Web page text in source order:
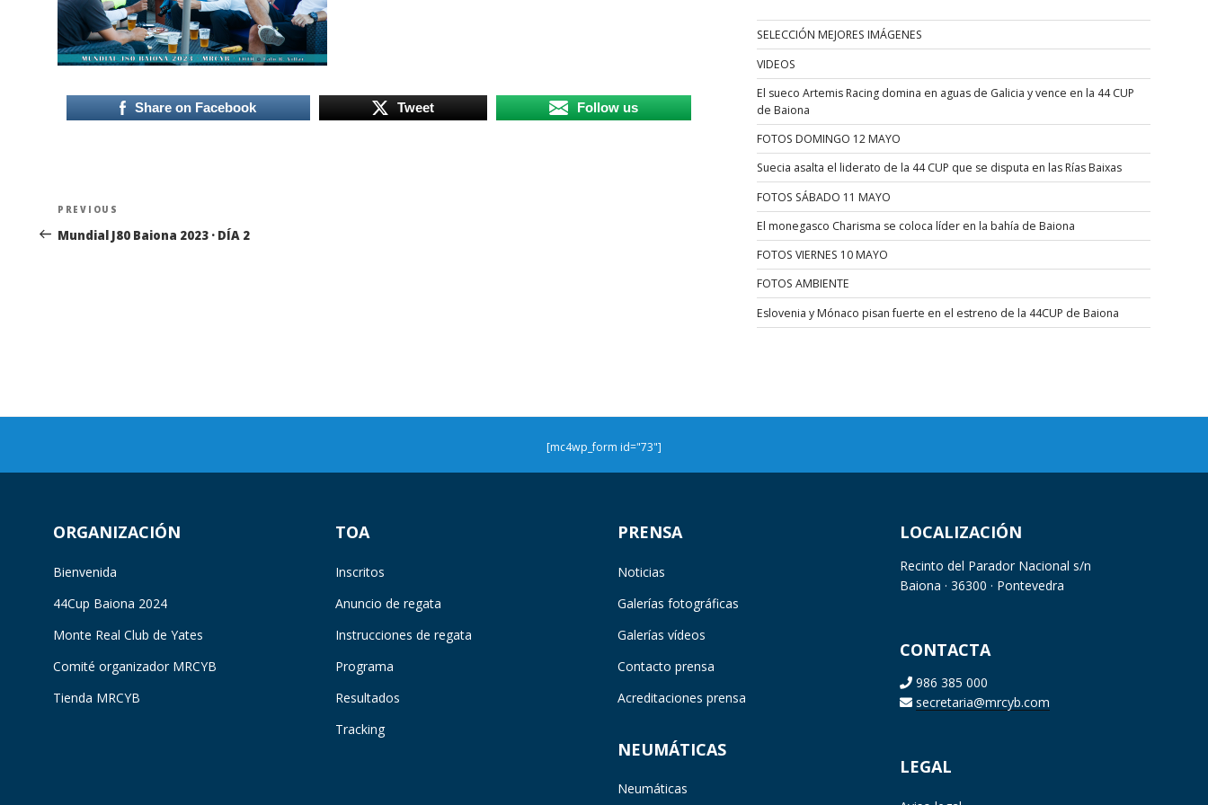
Share on Facebook Tweet Follow us
Navegación
de
Previous
Post
PREVIOUS
Mundial J80 Baiona 2023 · DÍA 2
SELECCIÓN MEJORES IMÁGENES
VIDEOS
El sueco Artemis Racing domina en aguas de Galicia y vence en la 44 CUP
de Baiona
FOTOS DOMINGO 12 MAYO
Suecia asalta el liderato de la 44 CUP que se disputa en las Rías Baixas
FOTOS SÁBADO 11 MAYO
El monegasco Charisma se coloca líder en la bahía de Baiona
FOTOS VIERNES 10 MAYO
FOTOS AMBIENTE
Eslovenia y Mónaco pisan fuerte en el estreno de la 44CUP de Baiona
[mc4wp_form id="73"]
ORGANIZACIÓN
Bienvenida
44Cup Baiona 2024
Monte Real Club de Yates
Comité organizador MRCYB
Tienda MRCYB
TOA
Inscritos
Anuncio de regata
Instrucciones de regata
Programa
Resultados
Tracking
PRENSA
Noticias
Galerías fotográficas
Galerías vídeos
Contacto prensa
Acreditaciones prensa
NEUMÁTICAS
Neumáticas
LOCALIZACIÓN
Recinto del Parador Nacional s/n
Baiona · 36300 · Pontevedra
CONTACTA
986 385 000
secretaria@mrcyb.com
LEGAL